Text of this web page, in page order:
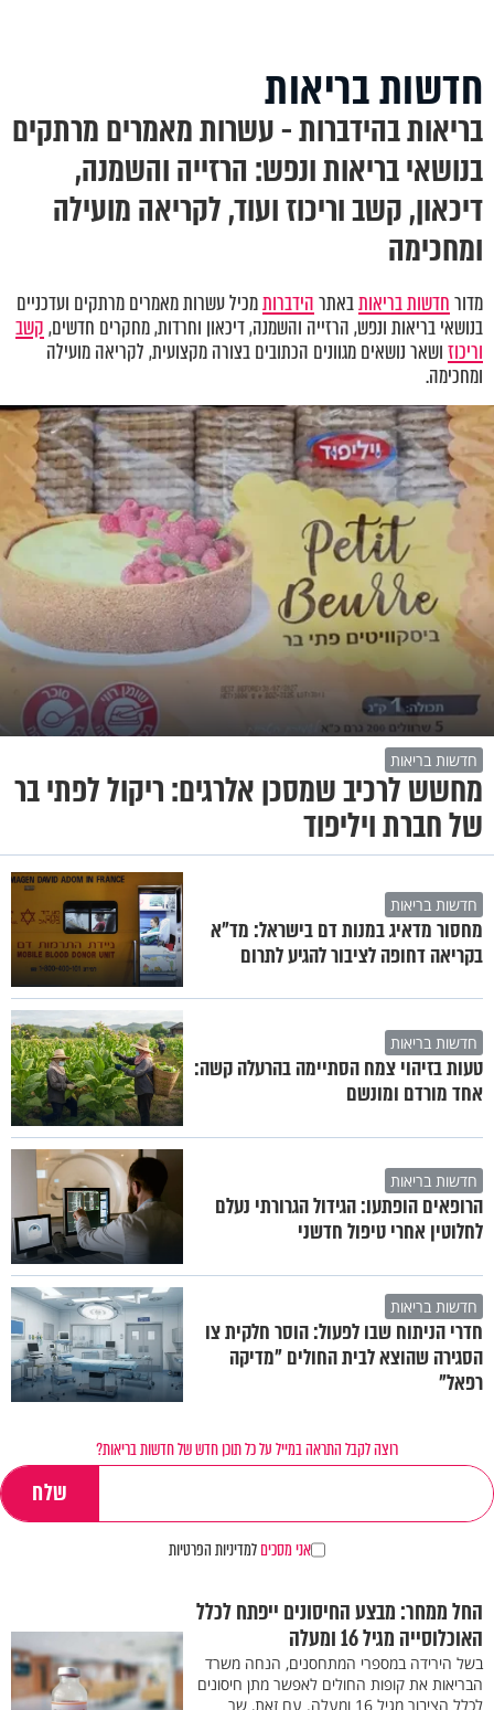
חדשות בריאות
בריאות בהידברות - עשרות מאמרים מרתקים
בנושאי בריאות ונפש: הרזייה והשמנה,
דיכאון, קשב וריכוז ועוד, לקריאה מועילה
ומחכימה
מדורחדשות בריאותבאתרהידברותמכיל עשרות מאמרים מרתקים ועדכניים
בנושאי בריאות ונפש,הרזייה והשמנה, דיכאון וחרדות,מחקרים חדשים,קשב
וריכוזושאר נושאים מגוונים הכתובים בצורה מקצועית, לקריאה מועילה
ומחכימה.
חדשות בריאות
מחשש לרכיב שמסכן אלרגים: ריקול לפתי בר
של חברת ויליפוד
חדשות בריאות
מחסור מדאיג במנות דם בישראל: מד"א
בקריאה דחופה לציבור להגיע לתרום
חדשות בריאות
טעות בזיהוי צמח הסתיימה בהרעלה קשה:
אחד מורדם ומונשם
חדשות בריאות
הרופאים הופתעו: הגידול הגרורתי נעלם
לחלוטין אחרי טיפול חדשני
חדשות בריאות
חדרי הניתוח שבו לפעול: הוסר חלקית צו
הסגירה שהוצא לבית החולים "מדיקה
רפאל"
רוצה לקבל התראה במייל על כל תוכן חדש של חדשות בריאות?
אני מסכיםלמדיניות הפרטיות
החל ממחר: מבצע החיסונים ייפתח לכלל
האוכלוסייה מגיל 16 ומעלה
בשל הירידה במספרי המתחסנים, הנחה משרד
הבריאות את קופות החולים לאפשר מתן חיסונים
לכלל הציבור מגיל 16 ומעלה. עם זאת, שר